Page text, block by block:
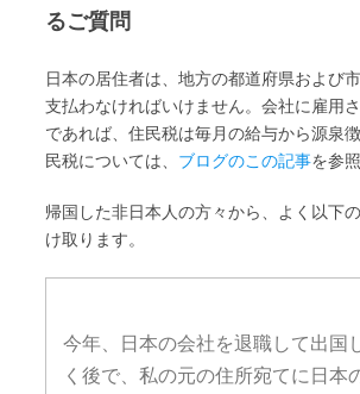
るご質問
日本の居住者は、地方の都道府県および
支払わなければいけません。会社に雇用
であれば、住民税は毎月の給与から源泉
民税については、 ブログのこの記事を参
帰国した非日本人の方々から、よく以下
け取ります。
今年、日本の会社を退職して出国
く後で、私の元の住所宛てに日本